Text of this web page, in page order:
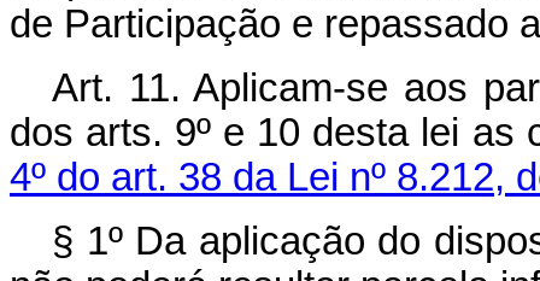
de Participação e repassado
Art. 11. Aplicam-se aos
dos arts. 9º e 10 desta lei
4º do art. 38 da Lei nº 8.212,
§ 1º Da aplicação do